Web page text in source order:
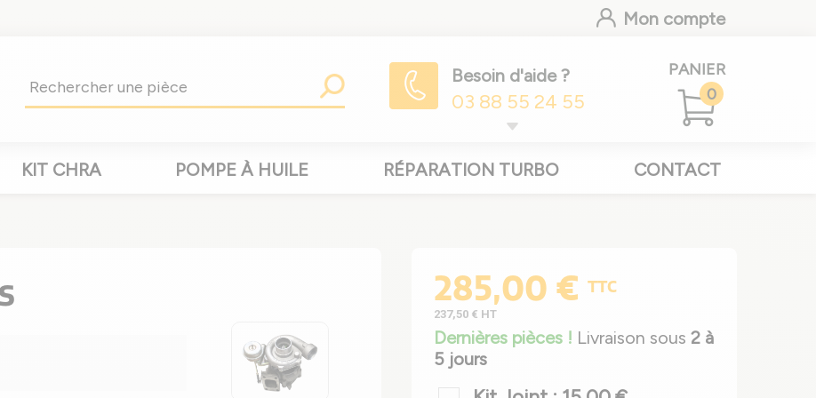
Mon compte
Besoin d'aide ?
03 88 55 24 55
PANIER
0
KIT CHRA POMPE À HUILE RÉPARATION TURBO CONTACT
285,00 € TTC
237,50 € HT
Dernières pièces ! Livraison sous 2 à
5 jours